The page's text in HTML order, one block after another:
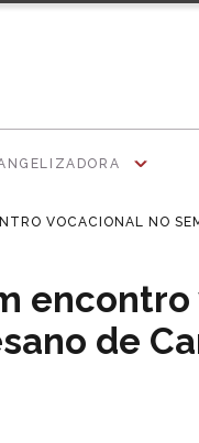
VOCACIONAL NO
de